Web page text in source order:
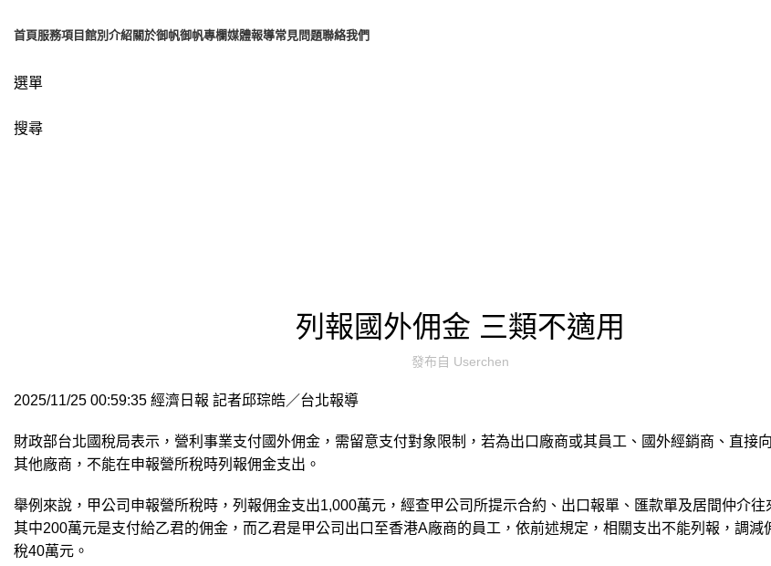
首頁服務項目 館別介紹關於御帆御帆專欄媒體報導常見問題聯絡我們
選單
搜尋
列報國外佣金 三類不適用
發布自 Userchen
2025/11/25 00:59:35 經濟日報 記者邱琮皓／台北報導
財政部台北國稅局表示，營利事業支付國外佣金，需留意支付對象限制，若為出口廠商或其員工、國外經銷商、直接
其他廠商，不能在申報營所稅時列報佣金支出。
舉例來說，甲公司申報營所稅時，列報佣金支出1,000萬元，經查甲公司所提示合約、出口報單、匯款單及居間仲介
其中200萬元是支付給乙君的佣金，而乙君是甲公司出口至香港A廠商的員工，依前述規定，相關支出不能列報，調減
稅40萬元。